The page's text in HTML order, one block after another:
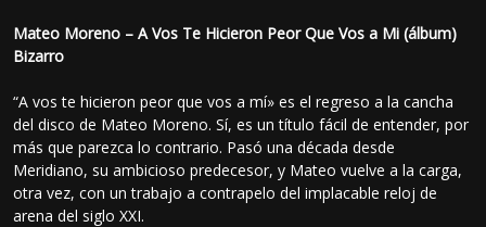
Mateo Moreno – A Vos Te Hicieron Peor Que Vos a Mi (álbum)
Bizarro
“A vos te hicieron peor que vos a mí» es el regreso a la cancha
del disco de Mateo Moreno. Sí, es un título fácil de entender, por
más que parezca lo contrario. Pasó una década desde
Meridiano, su ambicioso predecesor, y Mateo vuelve a la carga,
otra vez, con un trabajo a contrapelo del implacable reloj de
arena del siglo XXI.